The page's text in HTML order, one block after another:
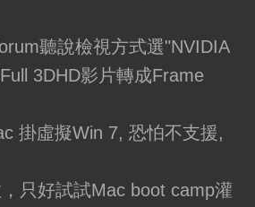
聽說檢視方式選"NVIDIA
3DHD影片轉成Frame
虛擬Win 7, 恐怕不支援,
只好試試Mac boot camp灌